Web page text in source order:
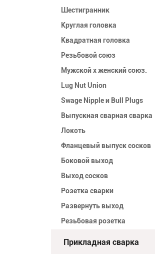
Шестигранник
Круглая головка
Квадратная головка
Резьбовой союз
Мужской x женский союз.
Lug Nut Union
Swage Nipple и Bull Plugs
Выпускная сварная сварка
Локоть
Фланцевый выпуск сосков
Боковой выход
Выход сосков
Розетка сварки
Развернуть выход
Резьбовая розетка
Прикладная сварка